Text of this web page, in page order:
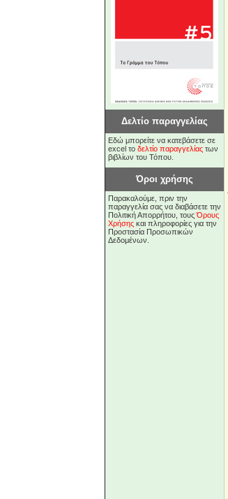
Δελτίο παραγγελίας
Εδώ μπορείτε να κατεβάσετε σε
excel το δελτίο παραγγελίαςτων
βιβλίων του Τόπου.
Όροι χρήσης
Παρακαλούμε, πριν την
παραγγελία σας να διαβάσετε την
Πολιτική Απορρήτου, τουςΌρους
Χρήσηςκαι πληροφορίες για την
Προστασία Προσωπικών
Δεδομένων.